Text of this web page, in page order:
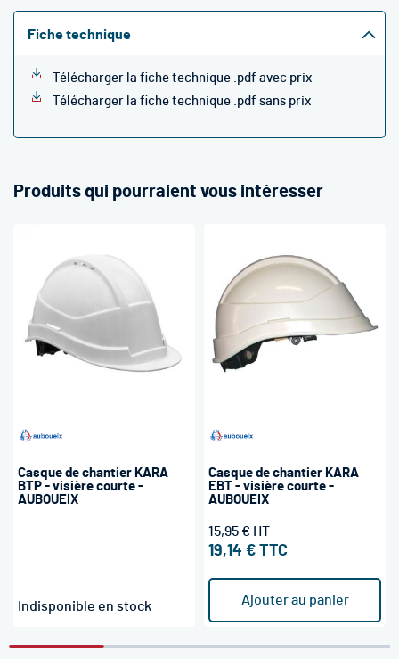
Fiche technique
Télécharger la fiche technique .pdf avec prix
Télécharger la fiche technique .pdf sans prix
Produits qui pourraient vous intéresser
Casque de chantier KARA
BTP - visière courte -
AUBOUEIX
Indisponible en stock
Casque de chantier KARA
EBT - visière courte -
AUBOUEIX
19,14 €
15,95 €
Ajouter au panier